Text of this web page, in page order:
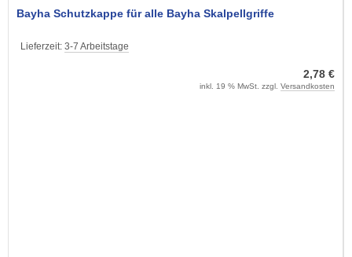
Bayha Schutzkappe für alle Bayha Skalpellgriffe
Lieferzeit: 3-7 Arbeitstage
2,78 €
inkl. 19 % MwSt. zzgl. Versandkosten